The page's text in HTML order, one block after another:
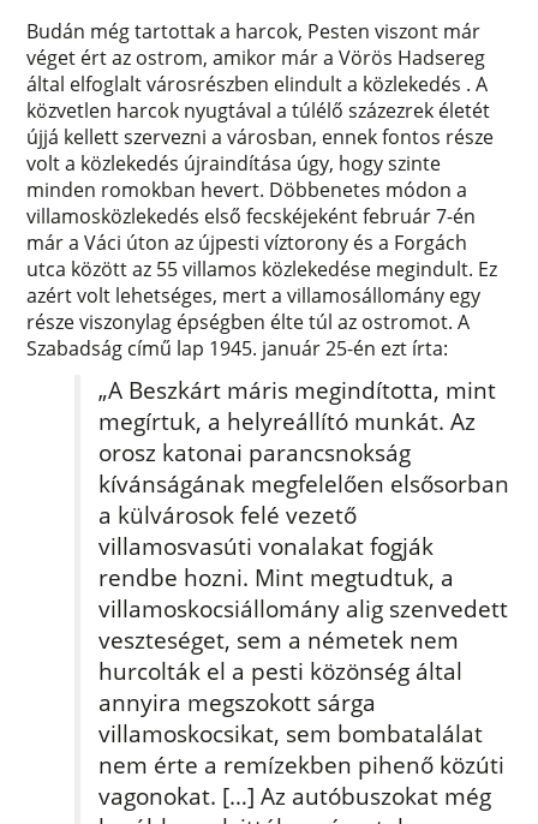
Budán még tartottak a harcok, Pesten viszont már
véget ért az ostrom, amikor már a Vörös Hadsereg
által elfoglalt városrészben elindult a közlekedés . A
közvetlen harcok nyugtával a túlélő százezrek életét
újjá kellett szervezni a városban, ennek fontos része
volt a közlekedés újraindítása úgy, hogy szinte
minden romokban hevert. Döbbenetes módon a
villamosközlekedés első fecskéjeként február 7-én
már a Váci úton az újpesti víztorony és a Forgách
utca között az 55 villamos közlekedése megindult. Ez
azért volt lehetséges, mert a villamosállomány egy
része viszonylag épségben élte túl az ostromot. A
Szabadság című lap 1945. január 25-én ezt írta:
„A Beszkárt máris megindította, mint
megírtuk, a helyreállító munkát. Az
orosz katonai parancsnokság
kívánságának megfelelően elsősorban
a külvárosok felé vezető
villamosvasúti vonalakat fogják
rendbe hozni. Mint megtudtuk, a
villamoskocsiállomány alig szenvedett
veszteséget, sem a németek nem
hurcolták el a pesti közönség által
annyira megszokott sárga
villamoskocsikat, sem bombatalálat
nem érte a remízekben pihenő közúti
vagonokat. […] Az autóbuszokat még